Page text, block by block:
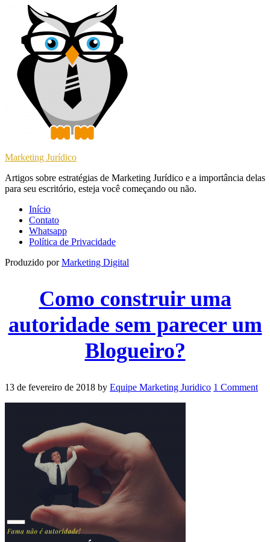
Marketing Jurídico
Artigos sobre estratégias de Marketing Jurídico e a importância delas
para seu escritório, esteja você começando ou não.
Início
Contato
Whatsapp
Política de Privacidade
Produzido porMarketing Digital
Como construir uma
autoridade sem parecer um
Blogueiro?
13 de fevereiro de 2018 by Equipe Marketing Juridico 1 Comment